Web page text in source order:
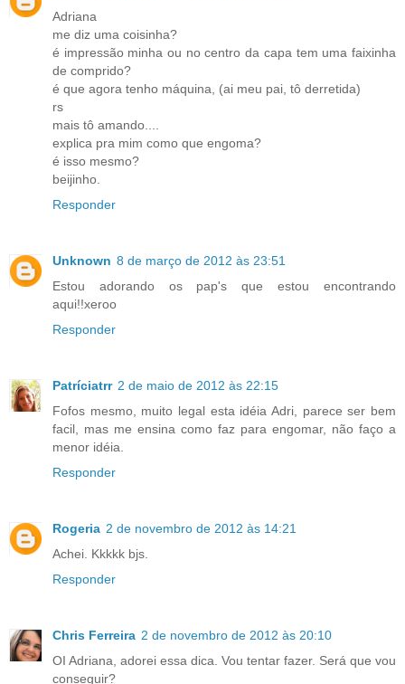
Adriana
me diz uma coisinha?
é impressão minha ou no centro da capa tem uma faixinha
de comprido?
é que agora tenho máquina, (ai meu pai, tô derretida)
rs
mais tô amando....
explica pra mim como que engoma?
é isso mesmo?
beijinho.
Responder
Unknown 8 de março de 2012 às 23:51
Estou adorando os pap's que estou encontrando
aqui!!xeroo
Responder
Patríciatrr 2 de maio de 2012 às 22:15
Fofos mesmo, muito legal esta idéia Adri, parece ser bem
facil, mas me ensina como faz para engomar, não faço a
menor idéia.
Responder
Rogeria 2 de novembro de 2012 às 14:21
Achei. Kkkkk bjs.
Responder
Chris Ferreira 2 de novembro de 2012 às 20:10
OI Adriana, adorei essa dica. Vou tentar fazer. Será que vou
conseguir?